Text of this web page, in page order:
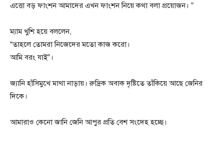
এত্তো বড় ফাংশন আমাদের এখন ফাংশন নিয়ে কথা বলা প্রয়োজন। ”
ম্যাম খুশি হয়ে বললেন,
“তাহলে তোমরা নিজেদের মতো কাজ করো।
আমি বরং যাই”।
জ্যানি হাঁসিমুখে মাথা নাড়ায়। রুদ্রিক অবাক দৃষ্টিতে তাঁকিয়ে আছে জেনির
দিকে।
আমারাও কেনো জানি জেনি আপুর প্রতি বেশ সংদেহ হচ্ছে।